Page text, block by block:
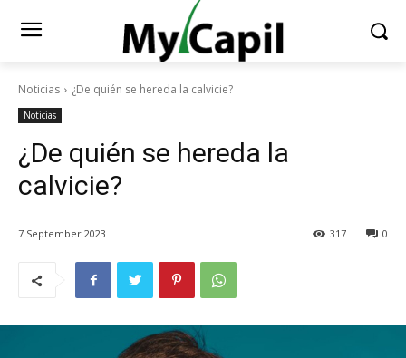
Noticias ¿De quién se hereda la calvicie?
Noticias
¿De quién se hereda la
calvicie?
7 September 2023 0
317